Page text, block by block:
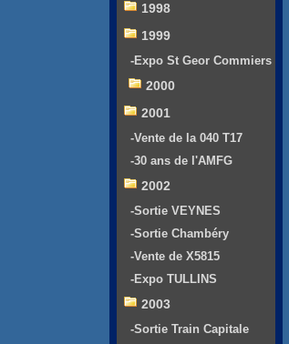
1998
1999
-Expo St Geor Commiers
2000
2001
-Vente de la 040 T17
-30 ans de l'AMFG
2002
-Sortie VEYNES
-Sortie Chambéry
-Vente de X5815
-Expo TULLINS
2003
-Sortie Train Capitale